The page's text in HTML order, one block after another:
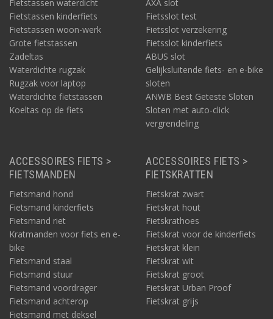
Fietstassen waterdicht
Fietstassen kinderfiets
Fietstassen woon-werk
Grote fietstassen
Zadeltas
Waterdichte rugzak
Rugzak voor laptop
Waterdichte fietstassen
Koeltas op de fiets
AXA slot
Fietsslot test
Fietsslot verzekering
Fietsslot kinderfiets
ABUS slot
Gelijksluitende fiets- en e-bike
sloten
ANWB Best Geteste Sloten
Sloten met auto-click
vergrendeling
ACCESSOIRES FIETS >
FIETSMANDEN
Fietsmand hond
Fietsmand kinderfiets
Fietsmand riet
Kratmanden voor fiets en e-
bike
Fietsmand staal
Fietsmand stuur
Fietsmand voordrager
Fietsmand achterop
Fietsmand met deksel
ACCESSOIRES FIETS >
FIETSKRATTEN
Fietskrat zwart
Fietskrat hout
Fietskrathoes
Fietskrat voor de kinderfiets
Fietskrat klein
Fietskrat wit
Fietskrat groot
Fietskrat Urban Proof
Fietskrat grijs